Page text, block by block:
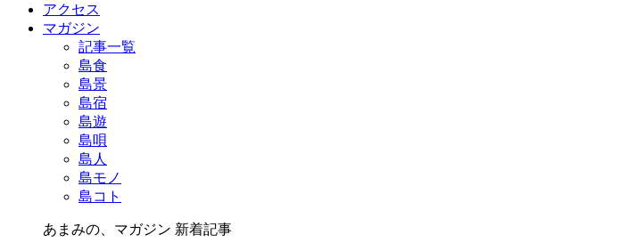
アクセス
マガジン
記事一覧
島食
島景
島宿
島遊
島唄
島人
島モノ
島コト
あまみの、マガジン 新着記事